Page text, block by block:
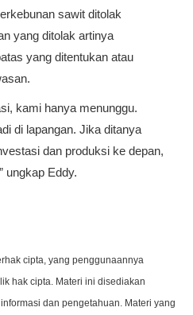
sawit ditolak
yang ditolak artinya
yang ditentukan atau
kami hanya menunggu.
di lapangan. Jika ditanya
dan produksi ke depan,
ungkap Eddy.
cipta, yang penggunaannya
hak cipta. Materi ini disediakan
dan pengetahuan. Materi yang